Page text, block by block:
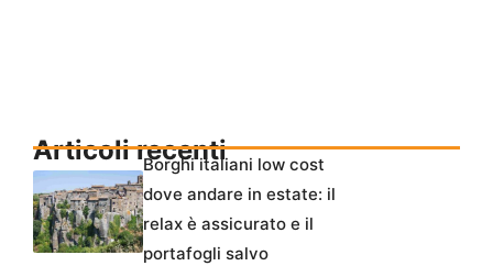
Articoli recentiBorghi italiani low cost
dove andare in estate: il
relax è assicurato e il
portafogli salvo